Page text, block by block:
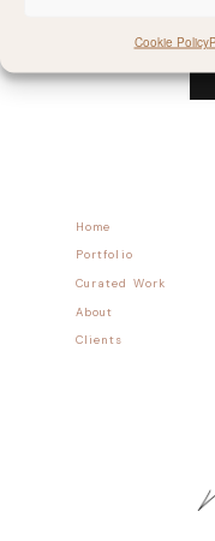
Cookie Policy
Home
Portfolio
Curated Work
About
Clients